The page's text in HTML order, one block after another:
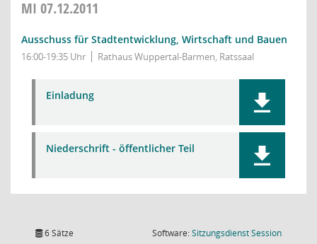
MI 07.12.2011
Ausschuss für Stadtentwicklung, Wirtschaft und Bauen
16:00-19:35 Uhr Rathaus Wuppertal-Barmen, Ratssaal
Einladung
Niederschrift - öffentlicher Teil
6 Sätze Software:SitzungsdienstSession(Wird in